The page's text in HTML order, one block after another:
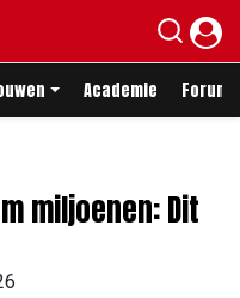
Academie Forum
miljoenen: Dit